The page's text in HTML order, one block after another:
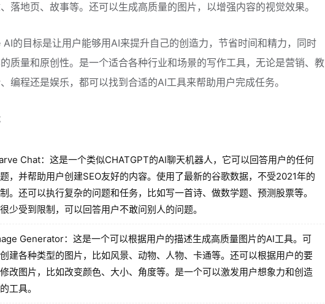
落地页、故事等。还可以生成高质量的图片，以增强内容的视觉效果。
的目标是让用户能够用AI来提升自己的创造力，节省时间和精力，同时
质量和原创性。是一个适合各种行业和场景的写作工具，无论是营销、教
编程还是娱乐，都可以找到合适的AI工具来帮助用户完成任务。
Chat：这是一个类似CHATGPT的AI聊天机器人，它可以回答用户的任何
，并帮助用户创建SEO友好的内容。使用了最新的谷歌数据，不受2021年的
。还可以执行复杂的问题和任务，比如写一首诗、做数学题、预测股票等。
少受到限制，可以回答用户不敢问别人的问题。
Generator：这是一个可以根据用户的描述生成高质量图片的AI工具。可
建各种类型的图片，比如风景、动物、人物、卡通等。还可以根据用户的要
改图片，比如改变颜色、大小、角度等。是一个可以激发用户想象力和创造
工具。